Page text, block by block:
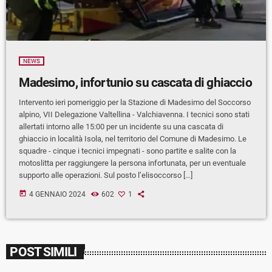
NEWS
Madesimo, infortunio su cascata di ghiaccio
Intervento ieri pomeriggio per la Stazione di Madesimo del Soccorso
alpino, VII Delegazione Valtellina - Valchiavenna. I tecnici sono stati
allertati intorno alle 15:00 per un incidente su una cascata di
ghiaccio in località Isola, nel territorio del Comune di Madesimo. Le
squadre - cinque i tecnici impegnati - sono partite e salite con la
motoslitta per raggiungere la persona infortunata, per un eventuale
supporto alle operazioni. Sul posto l’elisoccorso […]
today 4 GENNAIO 2024 602 1
POST SIMILI